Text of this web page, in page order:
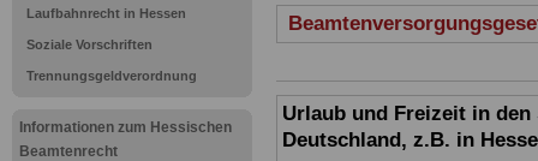
Laufbahnrecht in Hessen
Soziale Vorschriften
Trennungsgeldverordnung
Informationen zum Hessischen
Beamtenrecht
Urlaub und Freizeit in
Deutschland, z.B. in